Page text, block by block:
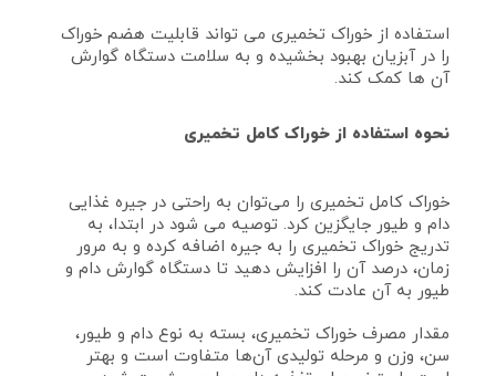
استفاده از خوراک تخمیری می‌ تواند قابلیت هضم خوراک
را در آبزیان بهبود بخشیده و به سلامت دستگاه گوارش
آن‌ ها کمک کند.
نحوه استفاده از خوراک کامل تخمیری
خوراک کامل تخمیری را می‌توان به راحتی در جیره غذایی
دام و طیور جایگزین کرد. توصیه می‌ شود در ابتدا، به
تدریج خوراک تخمیری را به جیره اضافه کرده و به مرور
زمان، درصد آن را افزایش دهید تا دستگاه گوارش دام و
طیور به آن عادت کند.
مقدار مصرف خوراک تخمیری، بسته به نوع دام و طیور،
سن، وزن و مرحله تولیدی آن‌ها متفاوت است و بهتر